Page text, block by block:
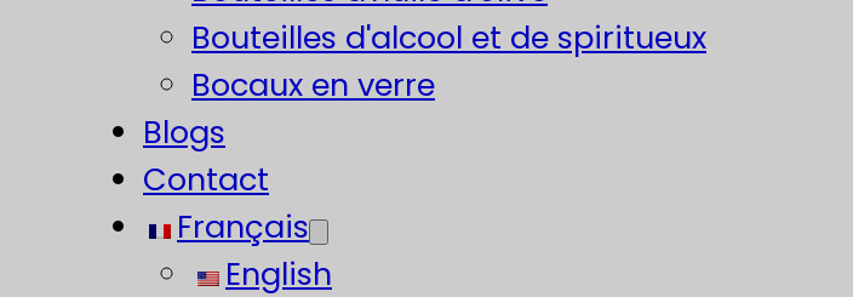
Bouteilles d'alcool et de spiritueux
Bocaux en verre
Blogs
Contact
Français
English